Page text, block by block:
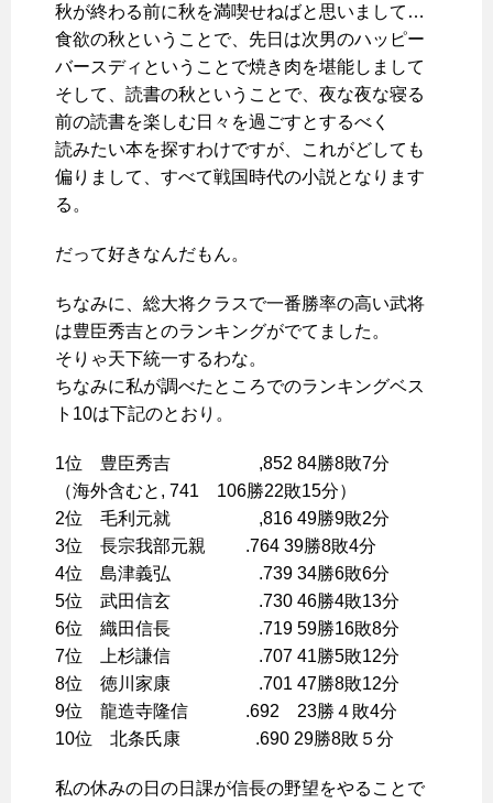
秋が終わる前に秋を満喫せねばと思いまして…
食欲の秋ということで、先日は次男のハッピー
バースディということで焼き肉を堪能しまして
そして、読書の秋ということで、夜な夜な寝る
前の読書を楽しむ日々を過ごすとするべく
読みたい本を探すわけですが、これがどしても
偏りまして、すべて戦国時代の小説となります
る。
だって好きなんだもん。
ちなみに、総大将クラスで一番勝率の高い武将
は豊臣秀吉とのランキングがでてました。
そりゃ天下統一するわな。
ちなみに私が調べたところでのランキングベス
ト10は下記のとおり。
1位 豊臣秀吉 ,852 84勝8敗7分
（海外含むと, 741 106勝22敗15分）
2位 毛利元就 ,816 49勝9敗2分
3位 長宗我部元親 .764 39勝8敗4分
4位 島津義弘 .739 34勝6敗6分
5位 武田信玄 .730 46勝4敗13分
6位 織田信長 .719 59勝16敗8分
7位 上杉謙信 .707 41勝5敗12分
8位 徳川家康 .701 47勝8敗12分
9位 龍造寺隆信 .692 23勝４敗4分
10位 北条氏康 .690 29勝8敗５分
私の休みの日の日課が信長の野望をやることで